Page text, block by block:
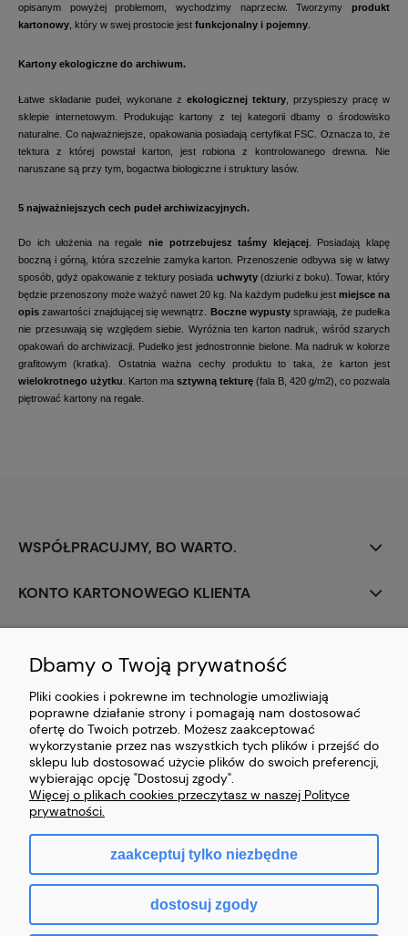
opisanym powyżej problemom, wychodzimy naprzeciw. Tworzymy produkt
kartonowy , który w swej prostocie jest funkcjonalny i pojemny
Kartony ekologiczne do archiwum.
Łatwe składanie pudeł, wykonane z ekologicznej tektury , przyspieszy pracę w
sklepie internetowym. Produkując kartony z tej kategorii dbamy o środowisko
naturalne. Co najważniejsze, opakowania posiadają certyfikat FSC. Oznacza to, że
tektura z której powstał karton, jest robiona z kontrolowanego drewna. Nie
naruszane są przy tym, bogactwa biologiczne i struktury lasów.
5 najważniejszych cech pudeł archiwizacyjnych.
Do ich ułożenia na regale nie potrzebujesz taśmy klejącej. Posiadają klapę
boczną i górną, która szczelnie zamyka karton. Przenoszenie odbywa się w łatwy
sposób, gdyż opakowanie z tektury posiada uchwyty(dziurki z boku). Towar, który
będzie przenoszony może ważyć nawet 20 kg. Na każdym pudełku jest miejsce na
opis zawartości znajdującej się wewnątrz. Boczne wypusty sprawiają, że pudełka
nie przesuwają się względem siebie. Wyróżnia ten karton nadruk, wśród szarych
opakowań do archiwizacji. Pudełko jest jednostronnie bielone. Ma nadruk w kolorze
grafitowym (kratka). Ostatnia ważna cechy produktu to taka, że karton jest
wielokrotnego użytku . Karton ma sztywną tekturę (fala B, 420 g/m2), co pozwala
piętrować kartony na regale.
WSPÓŁPRACUJMY, BO WARTO.
KONTO KARTONOWEGO KLIENTA
PŁATNOŚCI I DOSTAWA
ZAWARCIE UMOWY
Sklep internetowy Shoper.pl
Dbamy o Twoją prywatność
Pliki cookies i pokrewne im technologie umożliwiają
poprawne działanie strony i pomagają nam dostosować
ofertę do Twoich potrzeb. Możesz zaakceptować
wykorzystanie przez nas wszystkich tych plików i przejść do
sklepu lub dostosować użycie plików do swoich preferencji,
wybierając opcję "Dostosuj zgody".
Więcej o plikach cookies przeczytasz w naszej Polityce
prywatności.
zaakceptuj tylko niezbędne
dostosuj zgody